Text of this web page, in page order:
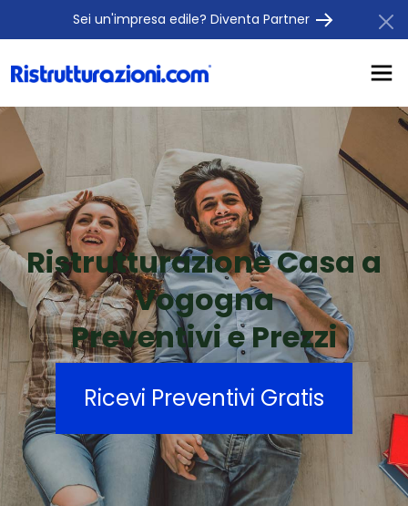
Sei un'impresa edile? Diventa Partner
Ristrutturazione Casa a
Vogogna
Preventivi e Prezzi
Ricevi Preventivi Gratis